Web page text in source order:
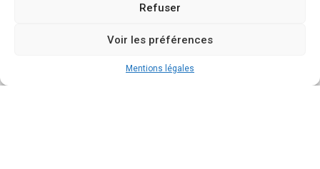
Refuser
Voir les préférences
Mentions légales